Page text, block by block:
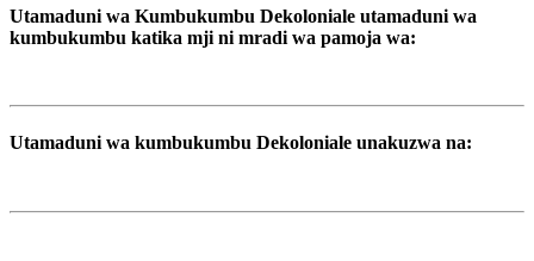
Utamaduni wa Kumbukumbu Dekoloniale utamaduni wa
kumbukumbu katika mji ni mradi wa pamoja wa:
Utamaduni wa kumbukumbu Dekoloniale unakuzwa na: